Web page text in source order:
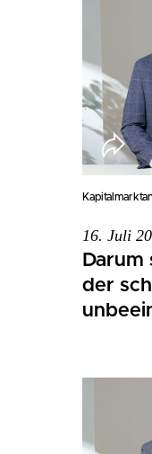
16. Juli
der